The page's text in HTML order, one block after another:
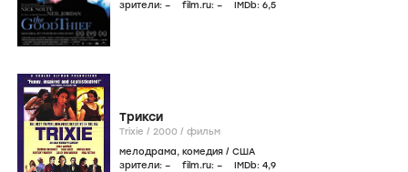
зрители: – film.ru: – IMDb: 6,5
Трикси
Trixie / 2000 / фильм
мелодрама, комедия / США
зрители: – film.ru: – IMDb: 4,9